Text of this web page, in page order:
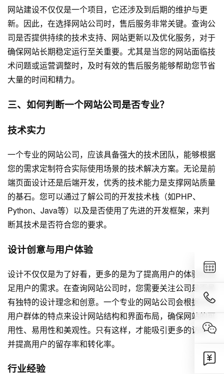
网站建设不仅仅是一个项目，它还涉及到后期的维护与更
新。因此，在选择网站公司时，售后服务非常关键。查询公
司是否提供持续的技术支持、网站更新以及优化服务，对于
确保网站长期稳定运行至关重要。尤其是当您的网站面临技
术问题或运营调整时，及时有效的售后服务能够帮助您节省
大量的时间和精力。
三、如何判断一个网站公司是否专业？
技术实力
一个专业的网站公司，应该具备强大的技术团队，能够根据
您的需求定制符合实际使用场景的技术解决方案。无论是前
端页面设计还是后端开发，优秀的技术能力是支撑网站质量
的基石。您可以通过了解公司的开发技术栈（如PHP、
Python、Java等）以及是否使用了先进的开发框架，来判
断其技术是否符合您的要求。
设计创意与用户体验
设计不仅仅是为了好看，更多的是为了提高用户的体验和满
足用户的需求。在查询网站公司时，您需要关注公司是否具
有独特的设计理念和创意。一个专业的网站公司会根据目标
用户群体的特点来设计网站结构和界面布局，确保网站的可
用性、易用性和美观性。只有这样，才能吸引更多的访客，
并提高用户的留存率和转化率。
行业经验